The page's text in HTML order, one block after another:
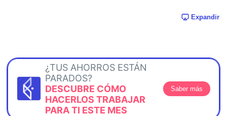
Expandir
¿TUS AHORROS ESTÁN
PARADOS?
DESCUBRE CÓMO
HACERLOS TRABAJAR
PARA TI ESTE MES
Saber más